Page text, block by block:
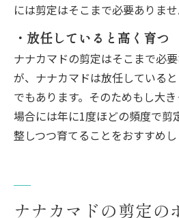
には剪定はそこまで必要ありませ
・放任していると高く育つ
ナナカマドの剪定はそこまで必
が、ナナカマドは放任している
でもあります。そのためもし大
場合には年に1度ほどの頻度で剪
整しつつ育てることをおすすめし
ナナカマドの剪定の